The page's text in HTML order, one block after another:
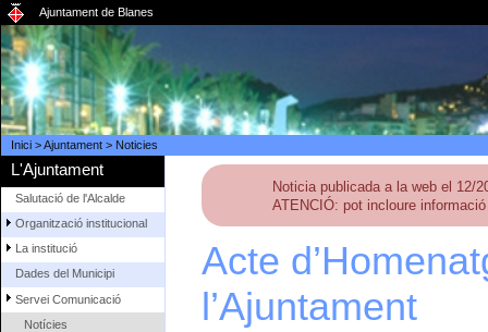
Ajuntament de Blanes
Inici>Ajuntament> Noticies
L'Ajuntament
Salutació de l'Alcalde
Organització institucional
La institució
Dades del Municipi
Servei Comunicació
Notícies
Noticia publicada a la web el 12/
ATENCIÓ: pot incloure
Acte
l’Ajuntament